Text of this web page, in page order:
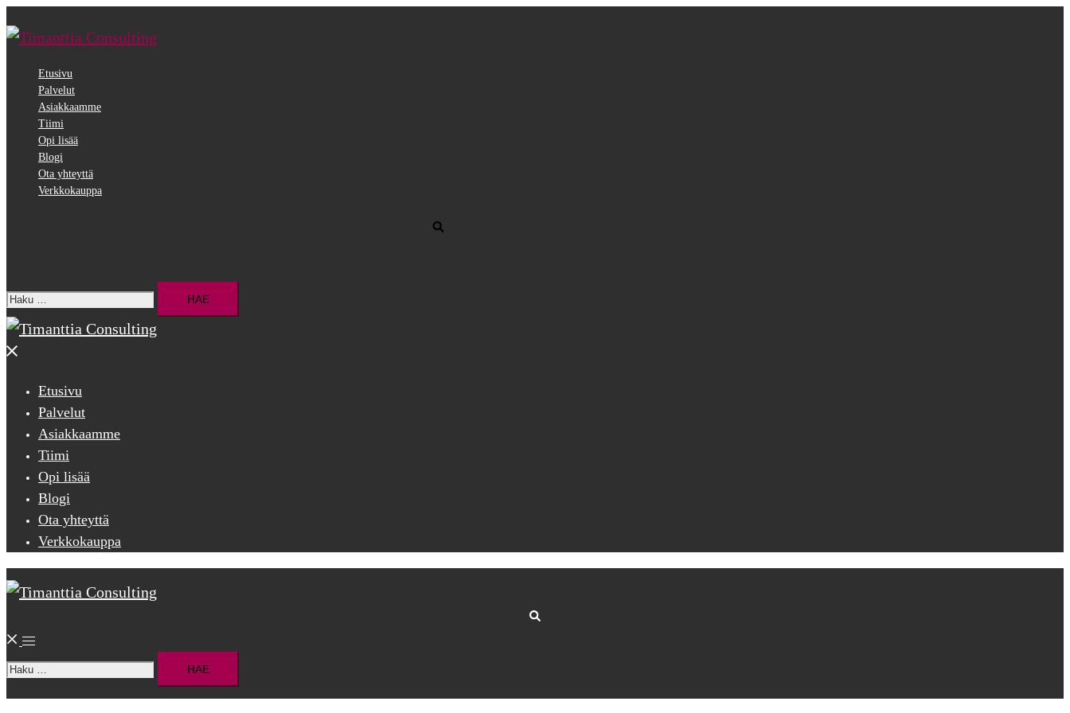
pääsisältöön
Etusivu
Palvelut
Asiakkaamme
Tiimi
Opi lisää
Blogi
Ota yhteyttä
Verkkokauppa
Haku:
Close
Etusivu
Palvelut
Asiakkaamme
Tiimi
Opi lisää
Blogi
Ota yhteyttä
Verkkokauppa
Toggle
menu
Haku: